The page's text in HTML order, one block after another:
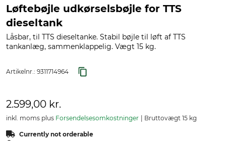
Løftebøjle udkørselsbøjle for TTS
dieseltank
Låsbar, til TTS dieseltanke. Stabil bøjle til løft af TTS
tankanlæg, sammenklappelig. Vægt 15 kg.
Artikelnr.: 9311714964
2.599,00 kr.
inkl. moms plus Forsendelsesomkostninger Bruttovægt 15 kg
Currently not orderable